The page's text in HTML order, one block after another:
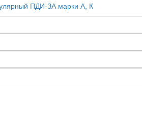
ПДИ-ЗА марки А, К